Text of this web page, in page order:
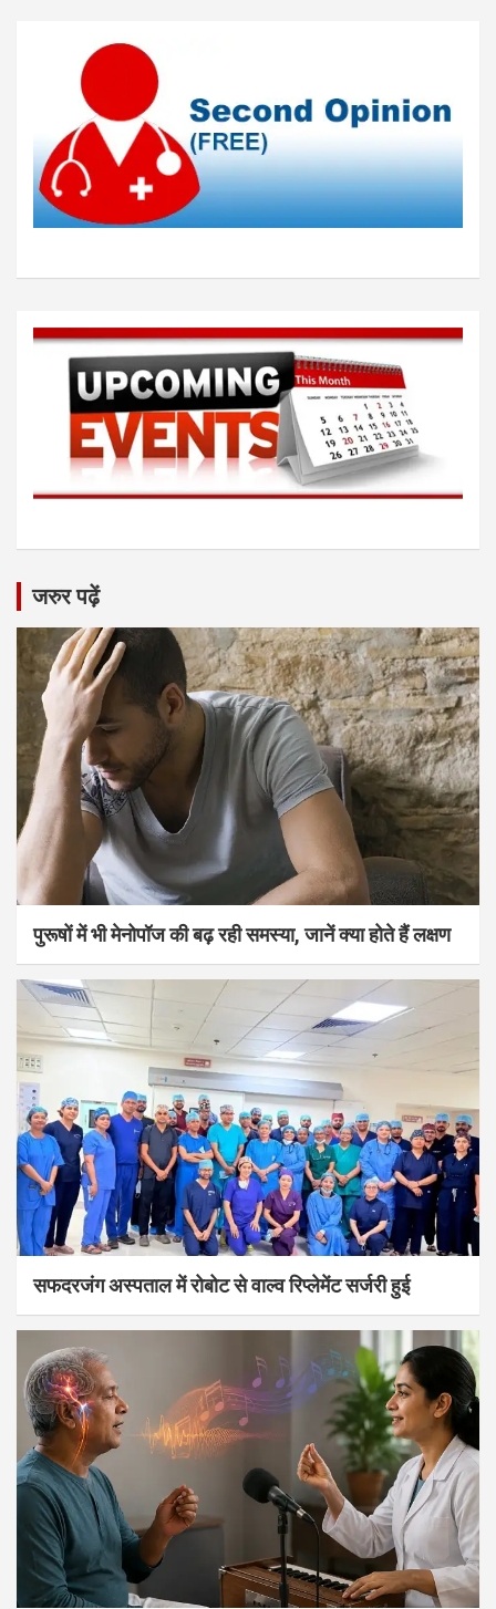
जरुर पढ़ें
पुरूषों में भी मेनोपॉज की बढ़ रही समस्या, जानें क्या होते हैं लक्षण
सफदरजंग अस्पताल में रोबोट से वाल्व रिप्लेमेंट सर्जरी हुई